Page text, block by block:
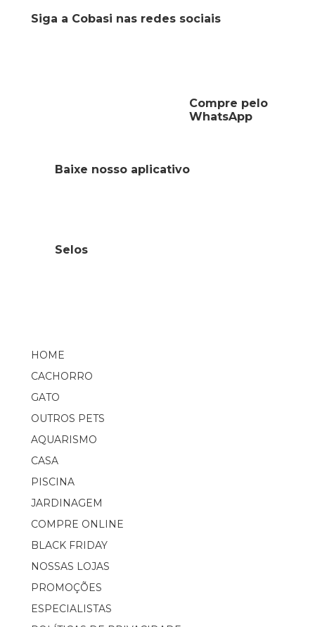
Siga a Cobasi nas redes sociais
Compre pelo
WhatsApp
HOME
CACHORRO
GATO
OUTROS PETS
AQUARISMO
CASA
PISCINA
JARDINAGEM
COMPRE ONLINE
BLACK FRIDAY
NOSSAS LOJAS
PROMOÇÕES
ESPECIALISTAS
Baixe nosso aplicativo
Selos